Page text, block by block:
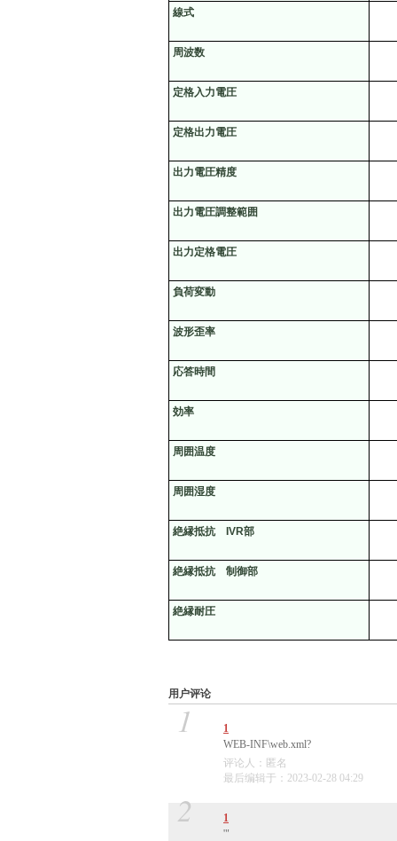
線式
周波数
定格入力電圧
定格出力電圧
出力電圧精度
出力電圧調整範囲
出力定格電圧
負荷変動
波形歪率
応答時間
効率
周囲温度
周囲湿度
絶縁抵抗 IVR部
絶縁抵抗 制御部
絶縁耐圧
用户评论
1
1
WEB-INF\web.xml?
评论人：匿名
最后编辑于：2023-02-28 04:29
2
1
'"